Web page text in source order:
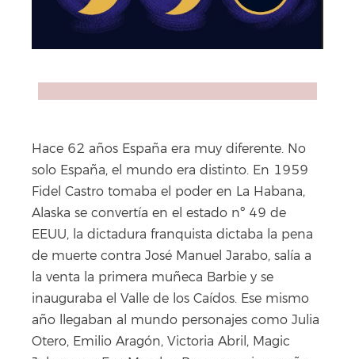
Hace 62 años España era muy diferente. No
solo España, el mundo era distinto. En 1959
Fidel Castro tomaba el poder en La Habana,
Alaska se convertía en el estado nº 49 de
EEUU, la dictadura franquista dictaba la pena
de muerte contra José Manuel Jarabo, salía a
la venta la primera muñeca Barbie y se
inauguraba el Valle de los Caídos. Ese mismo
año llegaban al mundo personajes como Julia
Otero, Emilio Aragón, Victoria Abril, Magic